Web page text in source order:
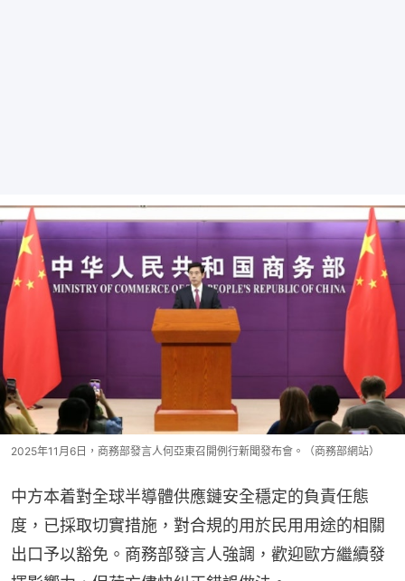
2025年11月6日，商務部發言人何亞東召開例行新聞發布會。（商務部網站）
中方本着對全球半導體供應鏈安全穩定的負責任態
度，已採取切實措施，對合規的用於民用用途的相關
出口予以豁免。商務部發言人強調，歡迎歐方繼續發